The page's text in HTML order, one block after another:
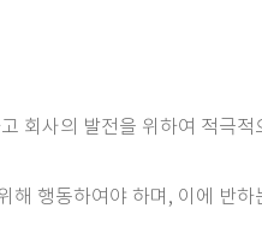
회사의 발전을 위하여 적극
행동하여야 하며, 이에 반